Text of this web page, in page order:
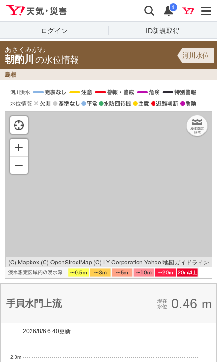
検索 通知
i
ログイン ID新規取得
あさくみがわ
朝酌川 の水位情報 河川水位
島根
(C) Mapbox (C) OpenStreetMap (C) LY Corporation Yahoo!地図ガイドライン
手貝水門上流
現在
水位
0.46 m
2026/8/6 6:40更新
2.0m